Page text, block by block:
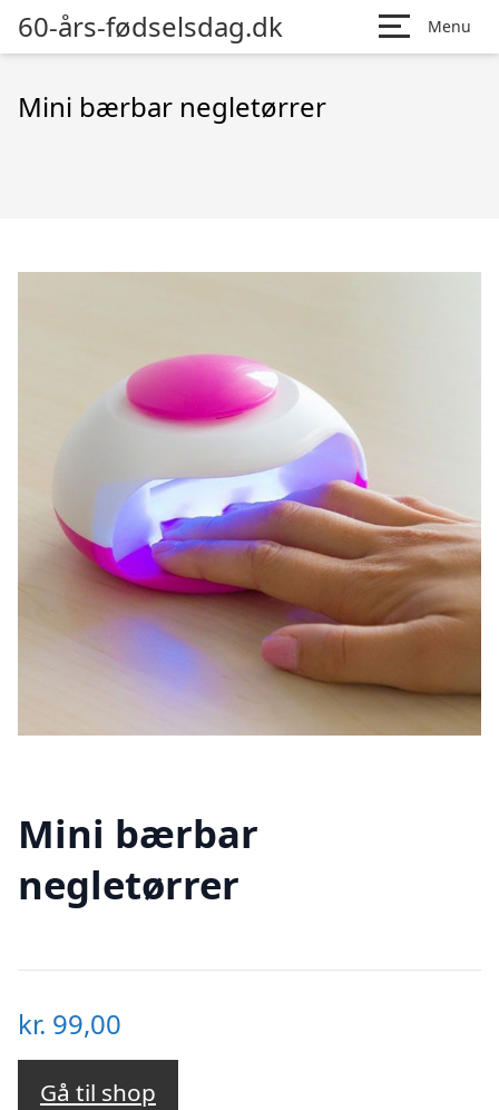
60-års-fødselsdag.dk Menu
Mini bærbar negletørrer
Mini bærbar
negletørrer
kr. 99,00
Gå til shop